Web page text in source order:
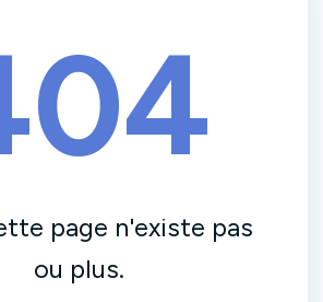
page n'existe pas
ou plus.